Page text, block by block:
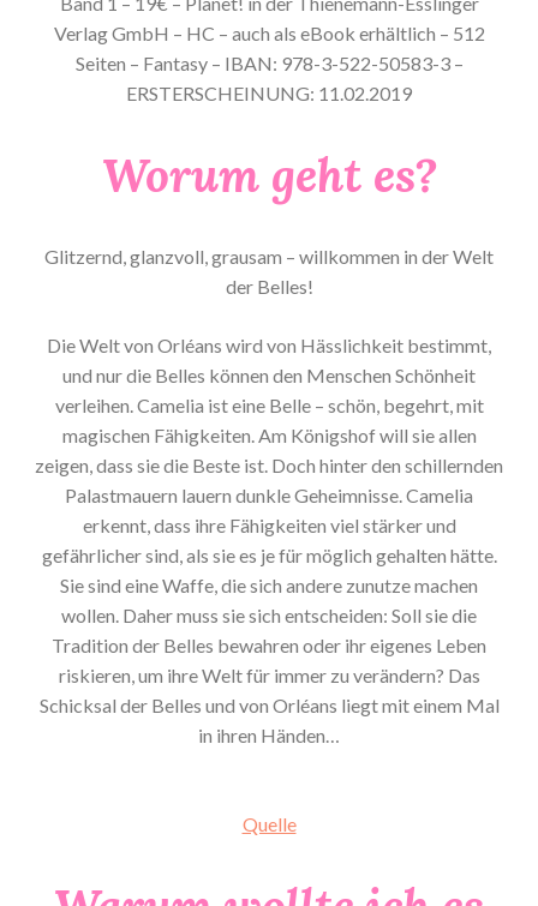
Verlag GmbH – HC – auch als eBook erhältlich – 512
Seiten – Fantasy – IBAN: 978-3-522-50583-3 –
ERSTERSCHEINUNG: 11.02.2019
Worum geht es?
Glitzernd, glanzvoll, grausam – willkommen in der Welt
der Belles!
Die Welt von Orléans wird von Hässlichkeit bestimmt,
und nur die Belles können den Menschen Schönheit
verleihen. Camelia ist eine Belle – schön, begehrt, mit
magischen Fähigkeiten. Am Königshof will sie allen
zeigen, dass sie die Beste ist. Doch hinter den schillernden
Palastmauern lauern dunkle Geheimnisse. Camelia
erkennt, dass ihre Fähigkeiten viel stärker und
gefährlicher sind, als sie es je für möglich gehalten hätte.
Sie sind eine Waffe, die sich andere zunutze machen
wollen. Daher muss sie sich entscheiden: Soll sie die
Tradition der Belles bewahren oder ihr eigenes Leben
riskieren, um ihre Welt für immer zu verändern? Das
Schicksal der Belles und von Orléans liegt mit einem Mal
in ihren Händen…
Quelle